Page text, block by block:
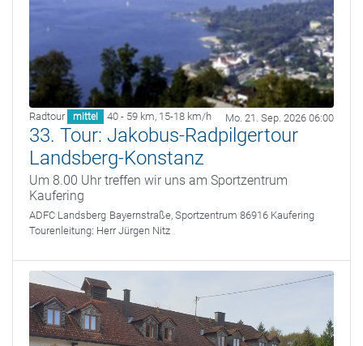
Radtour mittel 40 - 59 km, 15-18 km/h Mo. 21. Sep. 2026 06:00
33. Tour: Jakobus-Radpilgertour
Landsberg-Konstanz
Um 8.00 Uhr treffen wir uns am Sportzentrum
Kaufering
ADFC Landsberg Bayernstraße, Sportzentrum 86916 Kaufering
Tourenleitung: Herr Jürgen Nitz